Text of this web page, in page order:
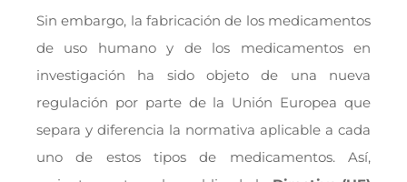
Sin embargo, la fabricación de los medicamentos
de uso humano y de los medicamentos en
investigación ha sido objeto de una nueva
regulación por parte de la Unión Europea que
separa y diferencia la normativa aplicable a cada
uno de estos tipos de medicamentos. Así,